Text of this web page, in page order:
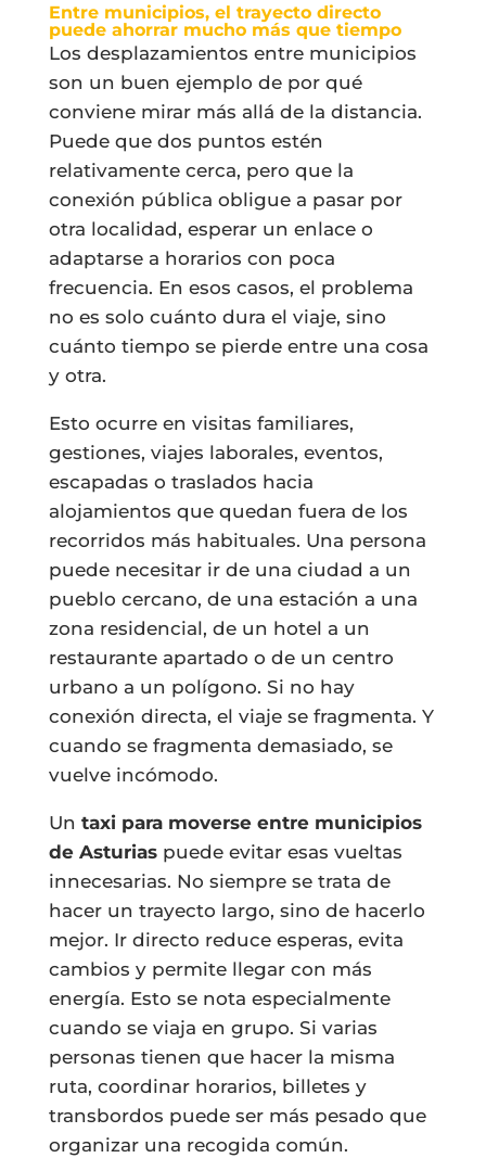
Entre municipios, el trayecto directo
puede ahorrar mucho más que tiempo
Los desplazamientos entre municipios
son un buen ejemplo de por qué
conviene mirar más allá de la distancia.
Puede que dos puntos estén
relativamente cerca, pero que la
conexión pública obligue a pasar por
otra localidad, esperar un enlace o
adaptarse a horarios con poca
frecuencia. En esos casos, el problema
no es solo cuánto dura el viaje, sino
cuánto tiempo se pierde entre una cosa
y otra.
Esto ocurre en visitas familiares,
gestiones, viajes laborales, eventos,
escapadas o traslados hacia
alojamientos que quedan fuera de los
recorridos más habituales. Una persona
puede necesitar ir de una ciudad a un
pueblo cercano, de una estación a una
zona residencial, de un hotel a un
restaurante apartado o de un centro
urbano a un polígono. Si no hay
conexión directa, el viaje se fragmenta. Y
cuando se fragmenta demasiado, se
vuelve incómodo.
Un taxi para moverse entre municipios
de Asturiaspuede evitar esas vueltas
innecesarias. No siempre se trata de
hacer un trayecto largo, sino de hacerlo
mejor. Ir directo reduce esperas, evita
cambios y permite llegar con más
energía. Esto se nota especialmente
cuando se viaja en grupo. Si varias
personas tienen que hacer la misma
ruta, coordinar horarios, billetes y
transbordos puede ser más pesado que
organizar una recogida común.